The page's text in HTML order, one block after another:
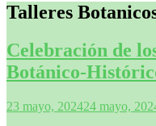
Talleres
Celebración de
Botánico-
23 mayo, 202424 mayo,